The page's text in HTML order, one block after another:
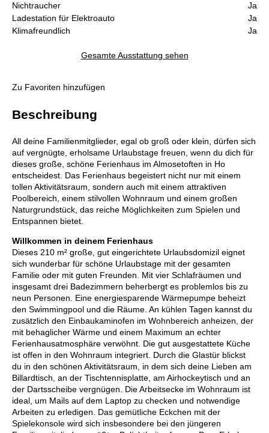
Nichtraucher
Ja
Ladestation für Elektroauto
Ja
Klimafreundlich
Ja
Gesamte Ausstattung sehen
Zu Favoriten hinzufügen
Beschreibung
All deine Familienmitglieder, egal ob groß oder klein, dürfen sich
auf vergnügte, erholsame Urlaubstage freuen, wenn du dich für
dieses große, schöne Ferienhaus im Almosetoften in Ho
entscheidest. Das Ferienhaus begeistert nicht nur mit einem
tollen Aktivitätsraum, sondern auch mit einem attraktiven
Poolbereich, einem stilvollen Wohnraum und einem großen
Naturgrundstück, das reiche Möglichkeiten zum Spielen und
Entspannen bietet.
Willkommen in deinem Ferienhaus
Dieses 210 m² große, gut eingerichtete Urlaubsdomizil eignet
sich wunderbar für schöne Urlaubstage mit der gesamten
Familie oder mit guten Freunden. Mit vier Schlafräumen und
insgesamt drei Badezimmern beherbergt es problemlos bis zu
neun Personen. Eine energiesparende Wärmepumpe beheizt
den Swimmingpool und die Räume. An kühlen Tagen kannst du
zusätzlich den Einbaukaminofen im Wohnbereich anheizen, der
mit behaglicher Wärme und einem Maximum an echter
Ferienhausatmosphäre verwöhnt. Die gut ausgestattete Küche
ist offen in den Wohnraum integriert. Durch die Glastür blickst
du in den schönen Aktivitätsraum, in dem sich deine Lieben am
Billardtisch, an der Tischtennisplatte, am Airhockeytisch und an
der Dartsscheibe vergnügen. Die Arbeitsecke im Wohnraum ist
ideal, um Mails auf dem Laptop zu checken und notwendige
Arbeiten zu erledigen. Das gemütliche Eckchen mit der
Spielekonsole wird sich insbesondere bei den jüngeren